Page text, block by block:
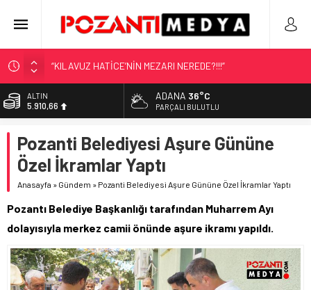
“KILAVUZ HATİCE’NİN MEZARI NEREDE?!!!”
Adana’nın Gizli Cenneti Pozantı Akçatekir Yaylası
Yılmaz Soğutma’dan Buzdolabı Uyarısı
Ajans
Harun YÜCEL Yazdı: İLBER ORTAYLI
ALTIN
5.910,66
11.456,34
DOLAR
42,6961
50,2615
ADANA 36°C
PARÇALI BULUTLU
Pozanti Belediyesi Aşure Gününe
Özel İkramlar Yaptı
Anasayfa » Gündem » Pozanti Belediyesi Aşure Gününe Özel İkramlar Yaptı
Pozantı Belediye Başkanlığı tarafından Muharrem Ayı
dolayısıyla merkez camii önünde aşure ikramı yapıldı.